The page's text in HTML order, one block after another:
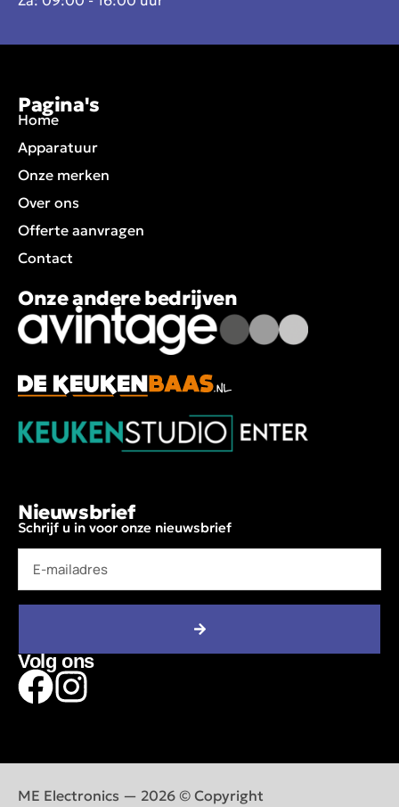
Pagina's
Home
Apparatuur
Onze merken
Over ons
Offerte aanvragen
Contact
Onze andere bedrijven
Nieuwsbrief
Schrijf u in voor onze nieuwsbrief
Volg ons
ME Electronics — 2026 © Copyright